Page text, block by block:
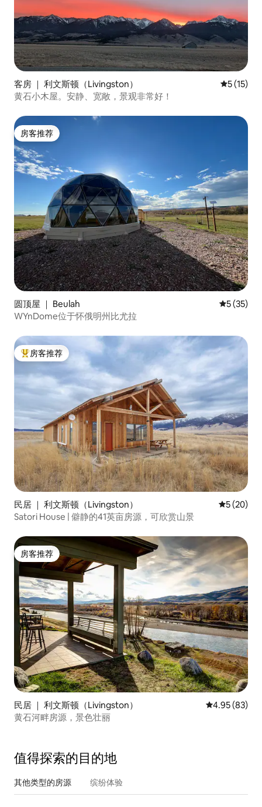
客房 ｜ 利文斯顿（Livingston） 平均评分
5 (15)
黄石小木屋。安静、宽敞，景观非常好！
房客推荐
房客推荐
圆顶屋 ｜ Beulah 平均评分
5 (35)
WYnDome位于怀俄明州比尤拉
热门「房客推荐」
房客推荐
民居 ｜ 利文斯顿（Livingston） 平均评分
5 (20)
Satori House | 僻静的41英亩房源，可欣赏山景
房客推荐
房客推荐
民居 ｜ 利文斯顿（Livingston） 平均评分
4.95 (83)
黄石河畔房源，景色壮丽
值得探索的目的地
其他类型的房源 缤纷体验